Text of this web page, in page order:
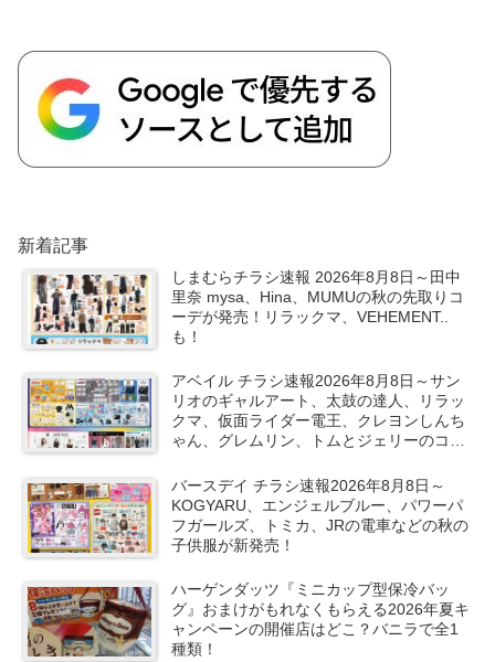
新着記事
しまむらチラシ速報 2026年8月8日～田中
里奈 mysa、Hina、MUMUの秋の先取りコ
ーデが発売！リラックマ、VEHEMENT..
も！
アベイル チラシ速報2026年8月8日～サン
リオのギャルアート、太鼓の達人、リラッ
クマ、仮面ライダー電王、クレヨンしんち
ゃん、グレムリン、トムとジェリーのコラ
バースデイ チラシ速報2026年8月8日～
KOGYARU、エンジェルブルー、パワーパ
フガールズ、トミカ、JRの電車などの秋の
子供服が新発売！
ハーゲンダッツ『ミニカップ型保冷バッ
グ』おまけがもれなくもらえる2026年夏キ
ャンペーンの開催店はどこ？バニラで全1
種類！